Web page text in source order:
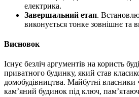
електрика.
Завершальний етап.
виконується тонке зовнішнє та
Висновок
Існує безліч аргументів на користь
приватного будинку, який став
домобудівництва. Майбутні власники
кам’яний будинок під ключ,